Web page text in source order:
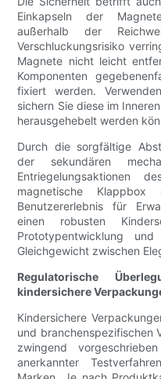
Einkapseln der
außerhalb der
Verschluckungsrisiko
Magnete nicht leicht
Komponenten
fixiert werden.
sichern Sie diese im
herausgehebelt werden
Durch die sorgfältige
der sekundären
Entriegelungsaktionen
magnetische
Benutzererlebnis für
einen robusten
Prototypentwicklung
Gleichgewicht zwischen
Regulatorische
kindersichere
Kindersichere
und branchenspezifischen
zwingend
anerkannter